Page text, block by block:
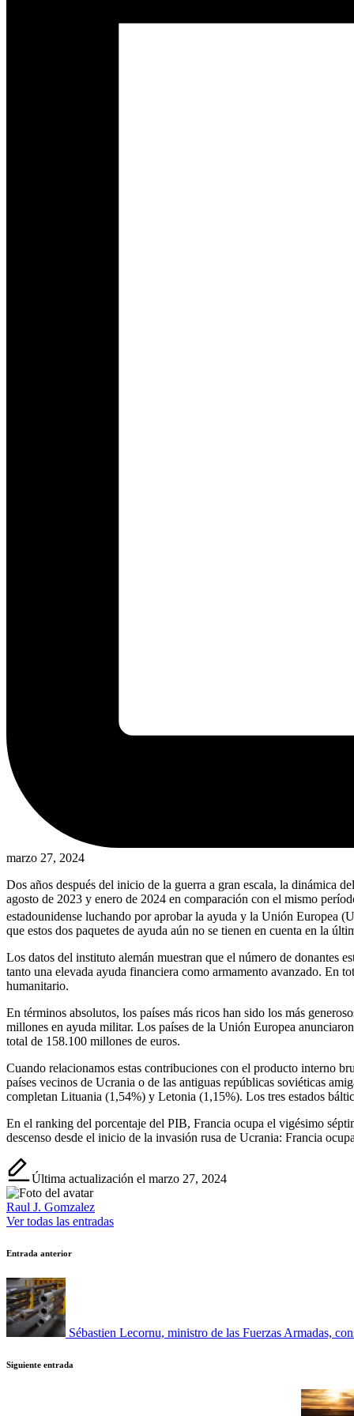
marzo 27, 2024
Dos años después del inicio de la guerra a gran escala, la dinámica
agosto de 2023 y enero de 2024 en comparación con el mismo
estadounidense luchando por aprobar la ayuda y la Unión Europea
que estos dos paquetes de ayuda aún no se tienen en cuenta en la
Los datos del instituto alemán muestran que el número de donantes
tanto una elevada ayuda financiera como armamento avanzado. En
humanitario.
En términos absolutos, los países más ricos han sido los más
millones en ayuda militar. Los países de la Unión Europea
total de 158.100 millones de euros.
Cuando relacionamos estas contribuciones con el producto interno
países vecinos de Ucrania o de las antiguas repúblicas soviéticas
completan Lituania (1,54%) y Letonia (1,15%). Los tres estados
En el ranking del porcentaje del PIB, Francia ocupa el vigésimo
descenso desde el inicio de la invasión rusa de Ucrania: Francia
Última actualización el marzo 27, 2024
Raul J. Gomzalez
Ver todas las entradas
Navegación
de
entradas
Entrada anterior
Sébastien Lecornu, ministro de las Fuerzas Armadas,
Siguiente entrada